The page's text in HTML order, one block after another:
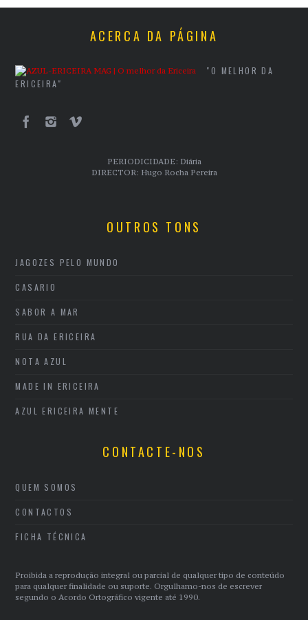
ACERCA DA PÁGINA
"O MELHOR DA
ERICEIRA"
PERIODICIDADE: Diária
DIRECTOR: Hugo Rocha Pereira
OUTROS TONS
JAGOZES PELO MUNDO
CASARIO
SABOR A MAR
RUA DA ERICEIRA
NOTA AZUL
MADE IN ERICEIRA
AZUL ERICEIRA MENTE
CONTACTE-NOS
QUEM SOMOS
CONTACTOS
FICHA TÉCNICA
Proibida a reprodução integral ou parcial de qualquer tipo de conteúdo
para qualquer finalidade ou suporte. Orgulhamo-nos de escrever
segundo o Acordo Ortográfico vigente até 1990.